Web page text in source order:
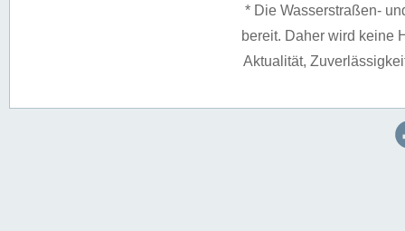
* Die Wasserstraßen-
bereit. Daher wird keine
Aktualität,